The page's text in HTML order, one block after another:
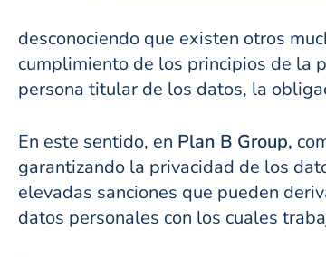
desconociendo que existen otros
cumplimiento de los principios de la
persona titular de los datos, la
En este sentido, en Plan B Group,
garantizando la privacidad de los
elevadas sanciones que pueden
datos personales con los cuales